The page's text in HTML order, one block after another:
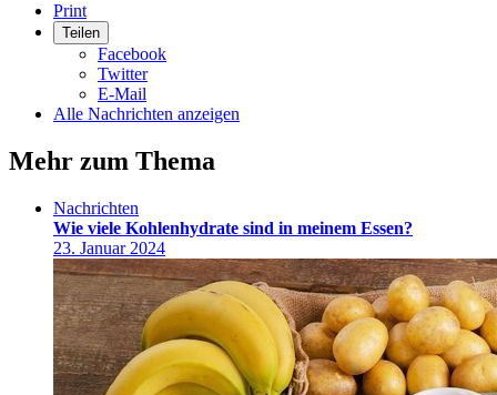
Print
Teilen
Facebook
Twitter
E-Mail
Alle Nachrichten anzeigen
Mehr zum Thema
Nachrichten
Wie viele Kohlenhydrate sind in meinem Essen?
23. Januar 2024